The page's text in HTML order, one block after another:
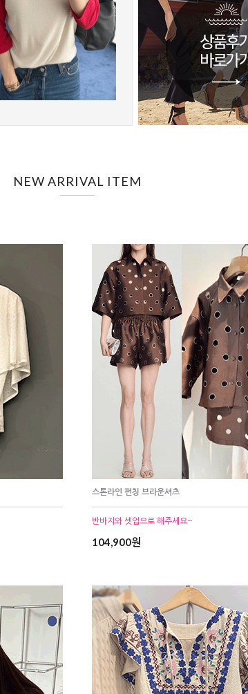
NEW ARRIVAL ITEM
스톤라인 펀칭 브라운셔츠
반바지와 셋업으로 해주세요~
104,900원